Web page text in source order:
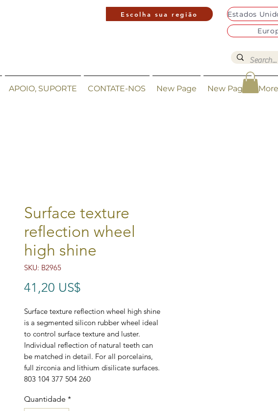
Escolha sua região
APOIO, SUPORTE CONTATE-NOS New Page New Page More
Surface texture
reflection wheel
high shine
SKU: B2965
41,20 US$
Surface texture reflection wheel high shine
is a segmented silicon rubber wheel ideal
to control surface texture and luster.
Individual reflection of natural teeth can
be matched in detail. For all porcelains,
full zirconia and lithium disilicate surfaces.
803 104 377 504 260
Quantidade *